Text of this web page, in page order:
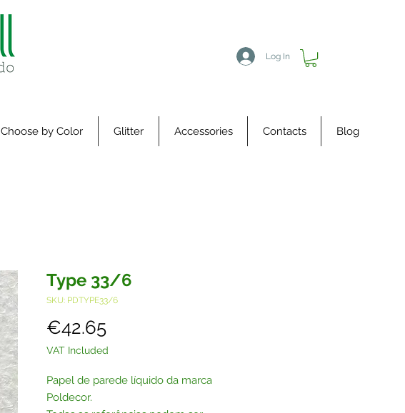
Log In
Choose by Color Glitter Accessories Contacts Blog
Type 33/6
SKU: PDTYPE33/6
€42.65Price
VAT Included
Papel de parede líquido da marca
Poldecor.